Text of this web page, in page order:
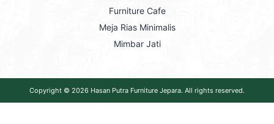
Furniture Cafe
Meja Rias Minimalis
Mimbar Jati
Copyright © 2026 Hasan Putra Furniture Jepara. All rights reserved.